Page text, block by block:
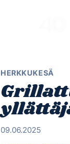
HERKKUKESÄ
09.06.2025